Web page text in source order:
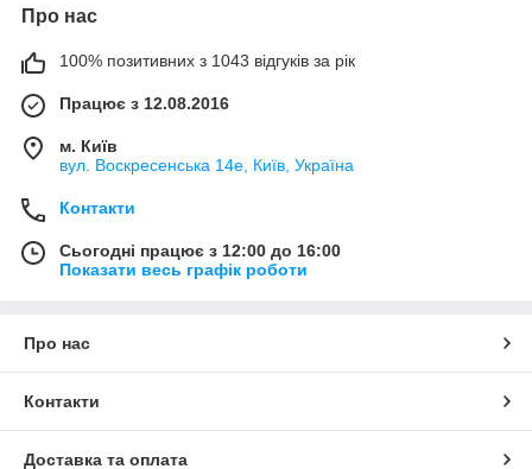
Про нас
100% позитивних з 1043 відгуків за рік
Працює з 12.08.2016
м. Київ
вул. Воскресенська 14е, Київ, Україна
Контакти
Сьогодні працює з 12:00 до 16:00
Показати весь графік роботи
Про нас
Контакти
Доставка та оплата